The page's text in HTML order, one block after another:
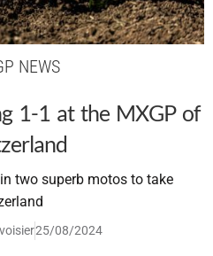
NEWS
1-1 at the MXGP of
two superb motos to take
25/08/2024